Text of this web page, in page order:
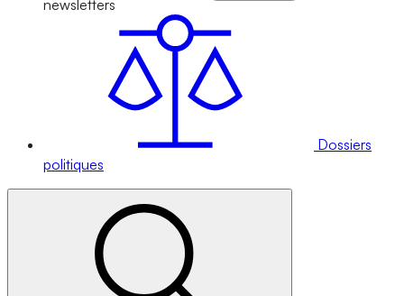
newsletters
Dossiers
politiques